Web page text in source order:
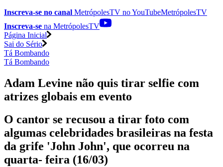
Inscreva-se no canal MetrópolesTV noYouTubeMetrópolesTV
Inscreva-se na MetrópolesTV
Página Inicial
Sai do Sério
Tá Bombando
Tá Bombando
Adam Levine não quis tirar selfie com
atrizes globais em evento
O cantor se recusou a tirar foto com
algumas celebridades brasileiras na festa
da grife 'John John', que ocorreu na
quarta- feira (16/03)